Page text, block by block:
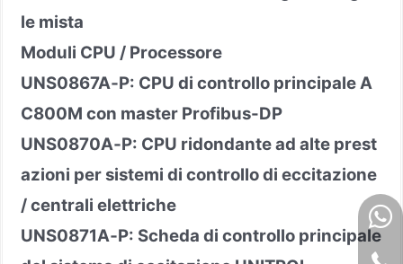
le mista
Moduli CPU / Processore
UNS0867A‑P: CPU di controllo principale A
C800M con master Profibus-DP
UNS0870A‑P: CPU ridondante ad alte prest
azioni per sistemi di controllo di eccitazione
/ centrali elettriche
UNS0871A‑P: Scheda di controllo principale